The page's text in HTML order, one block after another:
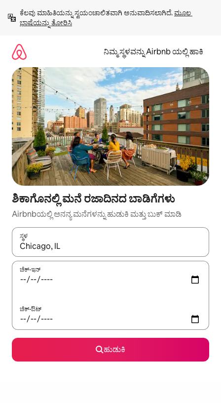
ಹೋಗಿ
ಕೆಲವು ಮಾಹಿತಿಯನ್ನು ಸ್ವಯಂಚಾಲಿತವಾಗಿ ಅನುವಾದಿಸಲಾಗಿದೆ. ಮೂಲ
ಭಾಷೆಯನ್ನು ತೋರಿಸಿ
ನಿಮ್ಮ ಸ್ಥಳವನ್ನು Airbnb ಯಲ್ಲಿ ಹಾಕಿ
ಶಿಕಾಗೊನಲ್ಲಿ ಮನೆ ರಜಾದಿನದ ಬಾಡಿಗೆಗಳು
Airbnbಯಲ್ಲಿ ಅನನ್ಯ ಮನೆಗಳನ್ನು ಹುಡುಕಿ ಮತ್ತು ಬುಕ್ ಮಾಡಿ
ಸ್ಥಳ
ಫಲಿತಾಂಶಗಳು ಲಭ್ಯವಿರುವಾಗ, ಅಪ್ ಮತ್ತು ಡೌನ್ ಬಾಣದ ಕೀಲಿಗಳೊಂದಿಗೆ
ಚೆಕ್-ಇನ್
ಚೆಕ್-ಔಟ್
ಹುಡುಕಿ